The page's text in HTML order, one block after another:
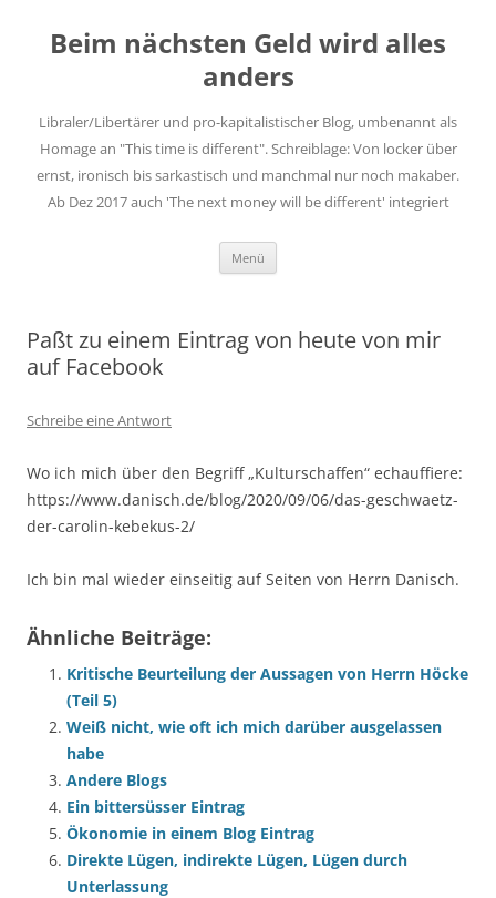
springen
Beim nächsten Geld wird alles
anders
Libraler/Libertärer und pro-kapitalistischer Blog, umbenannt als
Homage an "This time is different". Schreiblage: Von locker über
ernst, ironisch bis sarkastisch und manchmal nur noch makaber.
Ab Dez 2017 auch 'The next money will be different' integriert
Menü
Paßt zu einem Eintrag von heute von mir
auf Facebook
Schreibe eine Antwort
Wo ich mich über den Begriff „Kulturschaffen“ echauffiere:
https://www.danisch.de/blog/2020/09/06/das-geschwaetz-
der-carolin-kebekus-2/
Ich bin mal wieder einseitig auf Seiten von Herrn Danisch.
Ähnliche Beiträge:
Kritische Beurteilung der Aussagen von Herrn Höcke
(Teil 5)
Weiß nicht, wie oft ich mich darüber ausgelassen
habe
Andere Blogs
Ein bittersüsser Eintrag
Ökonomie in einem Blog Eintrag
Direkte Lügen, indirekte Lügen, Lügen durch
Unterlassung